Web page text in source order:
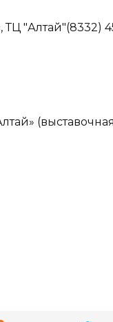
ТЦ "Алтай"(8332)